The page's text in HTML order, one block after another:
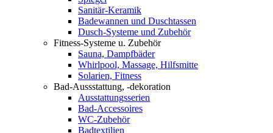
Sanitär-Keramik
Badewannen und Duschtassen
Dusch-Systeme und Zubehör
Fitness-Systeme u. Zubehör
Sauna, Dampfbäder
Whirlpool, Massage, Hilfsmitte
Solarien, Fitness
Bad-Aussstattung, -dekoration
Ausstattungsserien
Bad-Accessoires
WC-Zubehör
Badtextilien